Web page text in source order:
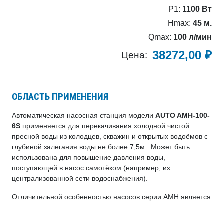
P1: 1100 Вт
Hmax: 45 м.
Qmax: 100 л/мин
Цена: 38272,00 ₽
ОБЛАСТЬ ПРИМЕНЕНИЯ
Автоматическая насосная станция модели AUTO AMH-100-
6S применяется для перекачивания холодной чистой
пресной воды из колодцев, скважин и открытых водоёмов с
глубиной залегания воды не более 7,5м.. Может быть
использована для повышение давления воды,
поступающей в насос самотёком (например, из
централизованной сети водоснабжения).
Отличительной особенностью насосов серии АМН является